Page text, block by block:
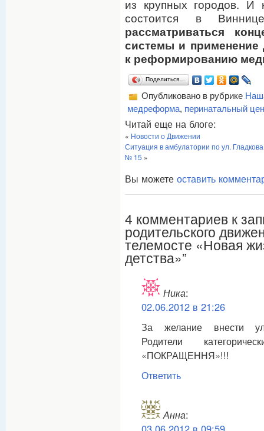
из крупных городов. И
состоится в
рассматриваться
системы и
к реформированию
Поделиться…
Опубликовано в рубрике
медреформа, перинатальный
Читай еще на блоге:
« Новости о Движении
Ситуация в амбулатории по ул.
№ 15 »
Вы можете оставить
4 комментариев к
родительского
телемосте «Новая
детства»”
Ника:
02.06.2012 в 21:26
За желание внести
Родители
«ПОКРАЩЕННЯ»!!!
Ответить
Анна: